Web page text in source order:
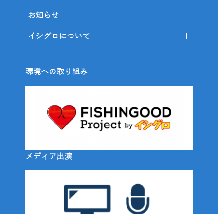
お知らせ
イシグロについて
環境への取り組み
メディア出演